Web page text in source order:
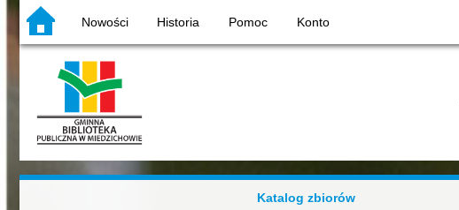
Nowości Historia Pomoc Konto
Katalog zbiorów